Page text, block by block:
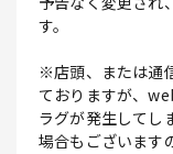
す。
※店頭、または通
ておりますが、
ラグが発生してし
場合もございます